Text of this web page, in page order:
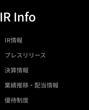
IR Info
IR情報
プレスリリース
決算情報
業績推移・配当情報
優待制度